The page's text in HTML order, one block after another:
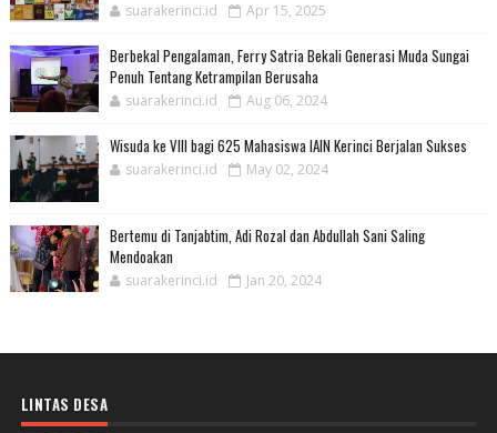
suarakerinci.id Apr 15, 2025
Berbekal Pengalaman, Ferry Satria Bekali Generasi Muda Sungai
Penuh Tentang Ketrampilan Berusaha
suarakerinci.id Aug 06, 2024
Wisuda ke VIII bagi 625 Mahasiswa IAIN Kerinci Berjalan Sukses
suarakerinci.id May 02, 2024
Bertemu di Tanjabtim, Adi Rozal dan Abdullah Sani Saling
Mendoakan
suarakerinci.id Jan 20, 2024
LINTAS DESA